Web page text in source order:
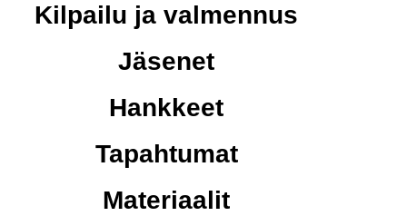
Kilpailu ja valmennus
Jäsenet
Hankkeet
Tapahtumat
Materiaalit